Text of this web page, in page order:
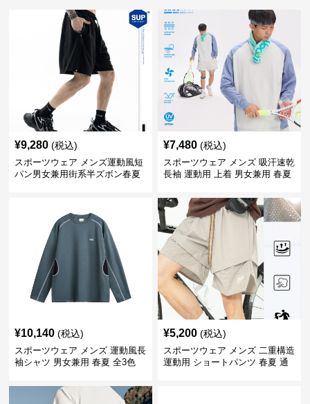
¥9,280 (税込)
スポーツウェア メンズ運動風短
パン男女兼用街系半ズボン春夏
¥7,480 (税込)
スポーツウェア メンズ 吸汗速乾
長袖 運動用 上着 男女兼用 春夏
¥10,140 (税込)
スポーツウェア メンズ 運動風長
袖シャツ 男女兼用 春夏 全3色
¥5,200 (税込)
スポーツウェア メンズ 二重構造
運動用 ショートパンツ 春夏 通